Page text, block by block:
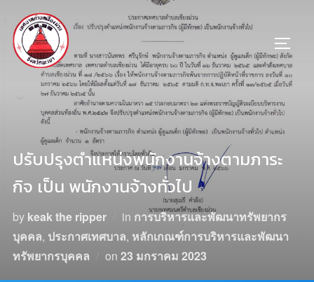
ปรับปรุงตำแหน่งพนักงานจ้างตามภาระ
กิจ เป็น พนักงานจ้างทั่วไป
by keak the ripper in การบริหารและพัฒนาทรัพยากร
บุคคล, ประกาศเทศบาล, หลักเกณฑ์การบริหารและพัฒนา
ทรัพยากรบุคคล
on 23 มกราคม 2023